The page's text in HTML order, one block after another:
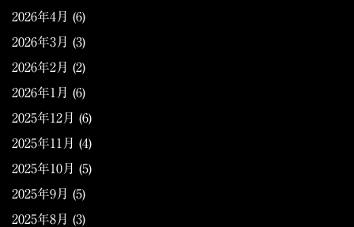
2026年4月 (6)
2026年3月 (3)
2026年2月 (2)
2026年1月 (6)
2025年12月 (6)
2025年11月 (4)
2025年10月 (5)
2025年9月 (5)
2025年8月 (3)